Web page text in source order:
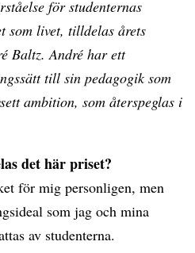
för studenternas
som livet, tilldelas årets
Baltz. André har ett
till sin pedagogik som
ambition, som återspeglas i
det här priset?
för mig personligen, men
som jag och mina
av studenterna.